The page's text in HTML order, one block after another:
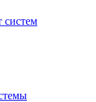
систем